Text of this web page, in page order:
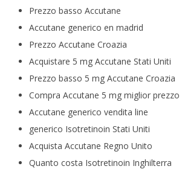
Prezzo basso Accutane
Accutane generico en madrid
Prezzo Accutane Croazia
Acquistare 5 mg Accutane Stati Uniti
Prezzo basso 5 mg Accutane Croazia
Compra Accutane 5 mg miglior prezzo
Accutane generico vendita line
generico Isotretinoin Stati Uniti
Acquista Accutane Regno Unito
Quanto costa Isotretinoin Inghilterra